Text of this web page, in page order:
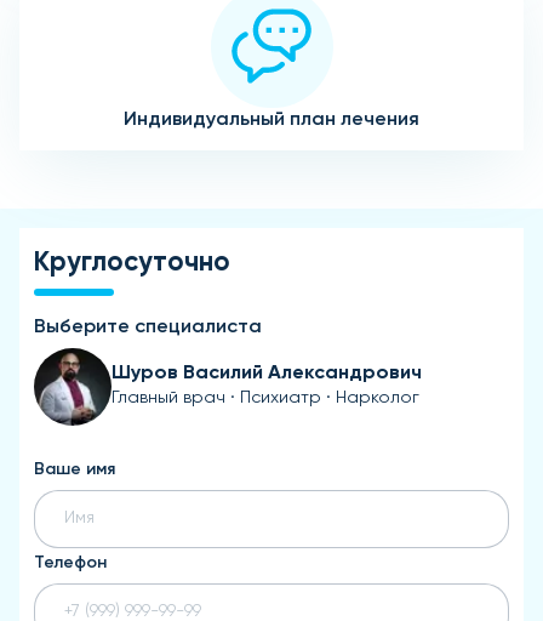
Индивидуальный план лечения
Круглосуточно
Выберите специалиста
Шуров Василий Александрович
Главный врач · Психиатр · Нарколог
Ваше имя
Телефон